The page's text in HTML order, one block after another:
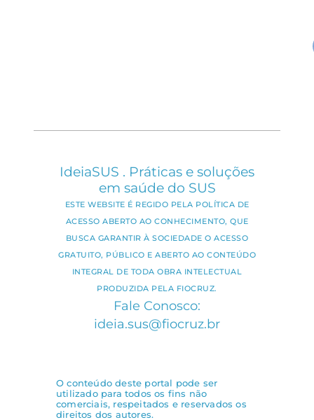
IdeiaSUS . Práticas e soluções
em saúde do SUS
ESTE WEBSITE É REGIDO PELA POLÍTICA DE
ACESSO ABERTO AO CONHECIMENTO, QUE
BUSCA GARANTIR À SOCIEDADE O ACESSO
GRATUITO, PÚBLICO E ABERTO AO CONTEÚDO
INTEGRAL DE TODA OBRA INTELECTUAL
PRODUZIDA PELA FIOCRUZ.
Fale Conosco:
ideia.sus@fiocruz.br
O conteúdo deste portal pode ser
utilizado para todos os fins não
comerciais, respeitados e reservados os
direitos dos autores.